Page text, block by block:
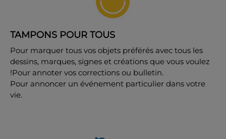
TAMPONS POUR TOUS
Pour marquer tous vos objets préférés avec tous les
dessins, marques, signes et créations que vous voulez
!Pour annoter vos corrections ou bulletin.
Pour annoncer un événement particulier dans votre
vie.